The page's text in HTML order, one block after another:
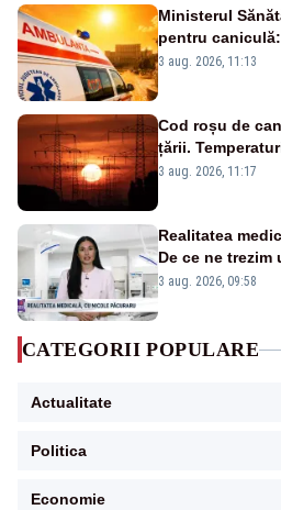
Ministerul
pentru
suplimentate,
3 aug. 2026, 11:13
Cod roșu de
țării.
până miercuri
3 aug. 2026, 11:17
Realitatea
De ce ne
alarma?
3 aug. 2026, 09:58
CATEGORII POPULARE
Actualitate
Politica
Economie